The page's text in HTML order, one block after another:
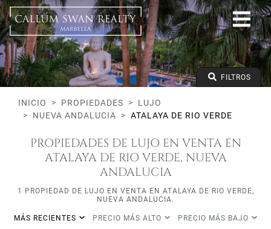
Lujo
Nueva Andalucia
Atalaya de Rio Verde
Todos los tipos
Precio desde
Precio hasta
Dormitorios mínimos FILTROS
INICIO PROPIEDADES
LUJO
NUEVA ANDALUCIA
ATALAYA DE RIO VERDE
PROPIEDADES DE LUJO EN VENTA EN
ATALAYA DE RIO VERDE, NUEVA
ANDALUCIA
1 PROPIEDAD DE LUJO EN VENTA EN ATALAYA DE RIO VERDE,
NUEVA ANDALUCIA.
MÁS RECIENTES PRECIO MÁS ALTO PRECIO MÁS BAJO